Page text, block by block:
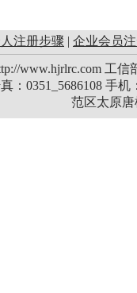
注册步骤 | 企业会员
www.hjrlrc.com 工信
：0351_5686108 手
范区太原